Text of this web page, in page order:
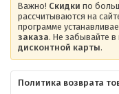
Важно! Скидки по
рассчитываются на
программе
заказа. Не забывайте в
дисконтной карты.
Политика возврата